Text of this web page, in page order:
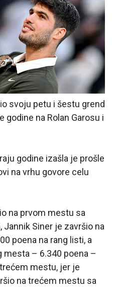
svoju petu i šestu grend
godine na Rolan Garosu i
godine izašla je prošle
na vrhu govore celu
na prvom mestu sa
Jannik Siner je završio na
poena na rang listi, a
mesta – 6.340 poena –
mestu, jer je
na trećem mestu sa